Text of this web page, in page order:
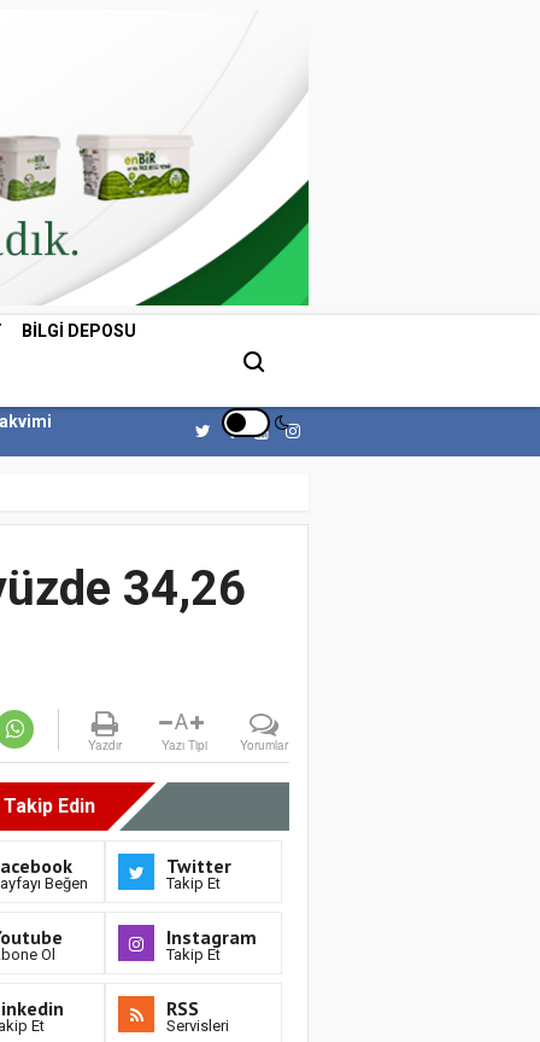
BILGI DEPOSU
34,26
Yazdır
A
Yazı Tipi Yorumlar
Edin
Beğen
Twitter
Takip Et
Ol
Instagram
Takip Et
Et
RSS
Servisleri